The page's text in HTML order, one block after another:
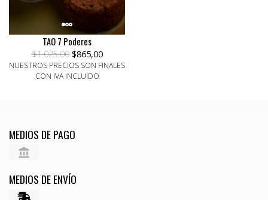
TAO 7 Poderes
$1.025,00$865,00
NUESTROS PRECIOS SON FINALES
CON IVA INCLUIDO
MEDIOS DE PAGO
MEDIOS DE ENVÍO